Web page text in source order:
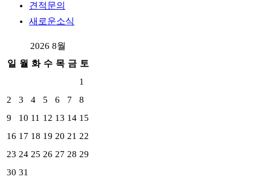
견적문의
새로운소식
2026 8월
일 월 화 수 목 금 토
1
2
3 4 5 6 7
8
9
10 11 12 13 14 15
16 17 18 19 20 21 22
23 24 25 26 27 28 29
30 31